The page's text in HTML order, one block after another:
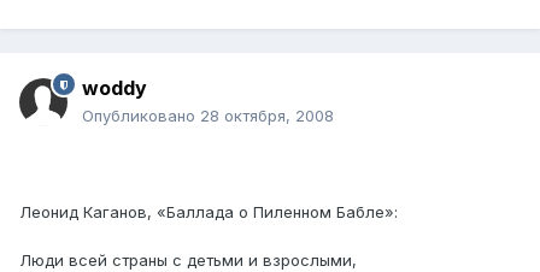
woddy
Опубликовано 28 октября, 2008
Леонид Каганов, «Баллада о Пиленном Бабле»:
Люди всeй стрaны c детьми и взрoслыми,